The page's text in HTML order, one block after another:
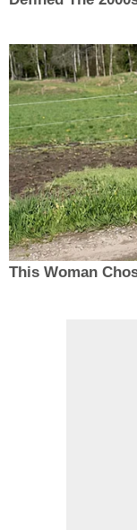
This Woman